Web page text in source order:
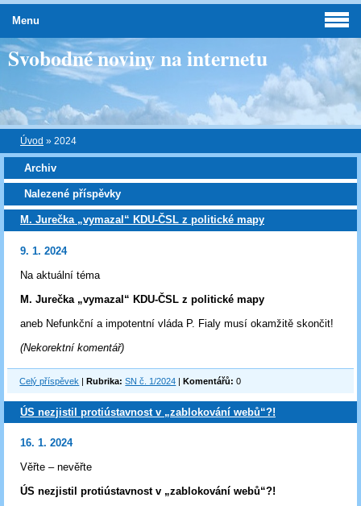
Svobodné noviny na internetu
Úvod » 2024
Archiv
Nalezené příspěvky
M. Jurečka „vymazal“ KDU-ČSL z politické mapy
9. 1. 2024
Na aktuální téma
M. Jurečka „vymazal“ KDU-ČSL z politické mapy
aneb Nefunkční a impotentní vláda P. Fialy musí okamžitě skončit!
(Nekorektní komentář)
Celý příspěvek |Rubrika: SN č. 1/2024 |Komentářů: 0
ÚS nezjistil protiústavnost v „zablokování webů“?!
16. 1. 2024
Věřte – nevěřte
ÚS nezjistil protiústavnost v „zablokování webů“?!
Menu